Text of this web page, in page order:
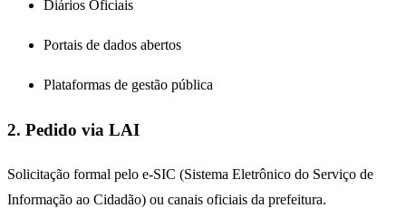
Diários Oficiais
Portais de dados abertos
Plataformas de gestão pública
2. Pedido via LAI
Solicitação formal pelo e-SIC (Sistema Eletrônico do Serviço de
Informação ao Cidadão) ou canais oficiais da prefeitura.